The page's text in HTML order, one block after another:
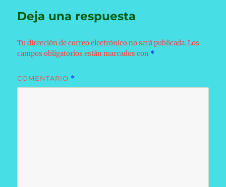
Deja una respuesta
Tu dirección de correo electrónico no será publicada. Los
campos obligatorios están marcados con *
COMENTARIO *